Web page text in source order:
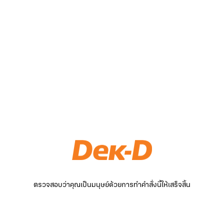
ตรวจสอบว่าคุณเป็นมนุษย์ด้วยการทำคำสั่งนี้ให้เสร็จสิ้น